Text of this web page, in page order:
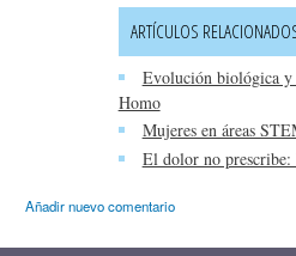
ARTÍCULOS
Evolución biológica
Homo
Mujeres en áreas
El dolor no
Añadir nuevo comentario